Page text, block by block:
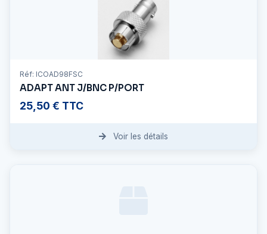
Réf: ICOAD98FSC
ADAPT ANT J/BNC P/PORT
25,50 € TTC
Voir les détails